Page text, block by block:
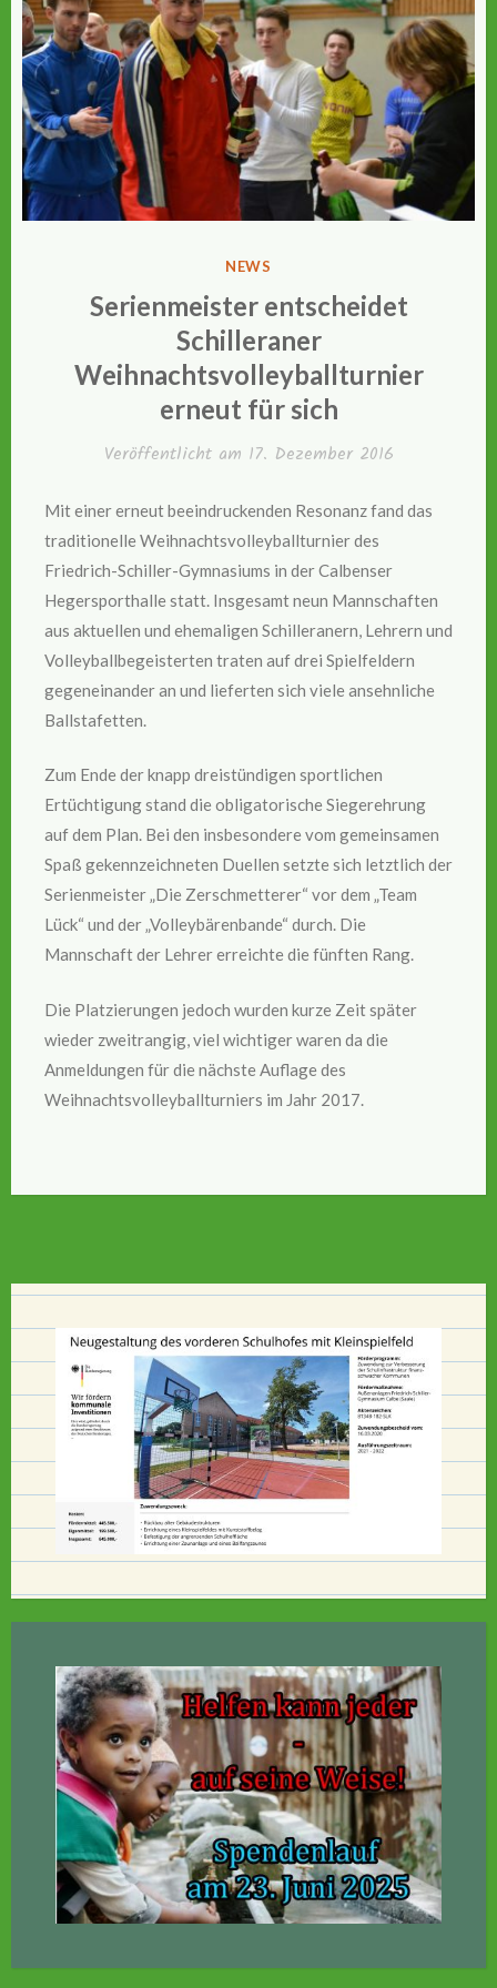
VERÖFFENTLICHT
NEWS
Serienmeister entscheidet
Schilleraner
Weihnachtsvolleyballturnier
erneut für sich
Veröffentlicht am 17. Dezember 2016
Mit einer erneut beeindruckenden Resonanz fand das
traditionelle Weihnachtsvolleyballturnier des
Friedrich-Schiller-Gymnasiums in der Calbenser
Hegersporthalle statt. Insgesamt neun Mannschaften
aus aktuellen und ehemaligen Schilleranern, Lehrern und
Volleyballbegeisterten traten auf drei Spielfeldern
gegeneinander an und lieferten sich viele ansehnliche
Ballstafetten.
Zum Ende der knapp dreistündigen sportlichen
Ertüchtigung stand die obligatorische Siegerehrung
auf dem Plan. Bei den insbesondere vom gemeinsamen
Spaß gekennzeichneten Duellen setzte sich letztlich der
Serienmeister „Die Zerschmetterer“ vor dem „Team
Lück“ und der „Volleybärenbande“ durch. Die
Mannschaft der Lehrer erreichte die fünften Rang.
Die Platzierungen jedoch wurden kurze Zeit später
wieder zweitrangig, viel wichtiger waren da die
Anmeldungen für die nächste Auflage des
Weihnachtsvolleyballturniers im Jahr 2017.